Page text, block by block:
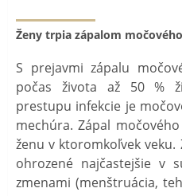
Ženy trpia zápalom
S prejavmi zápalu
počas života až 50 %
prestupu infekcie je
mechúra. Zápal
ženu v ktoromkoľvek
ohrozené najčastejšie v
zmenami (menštruácia,